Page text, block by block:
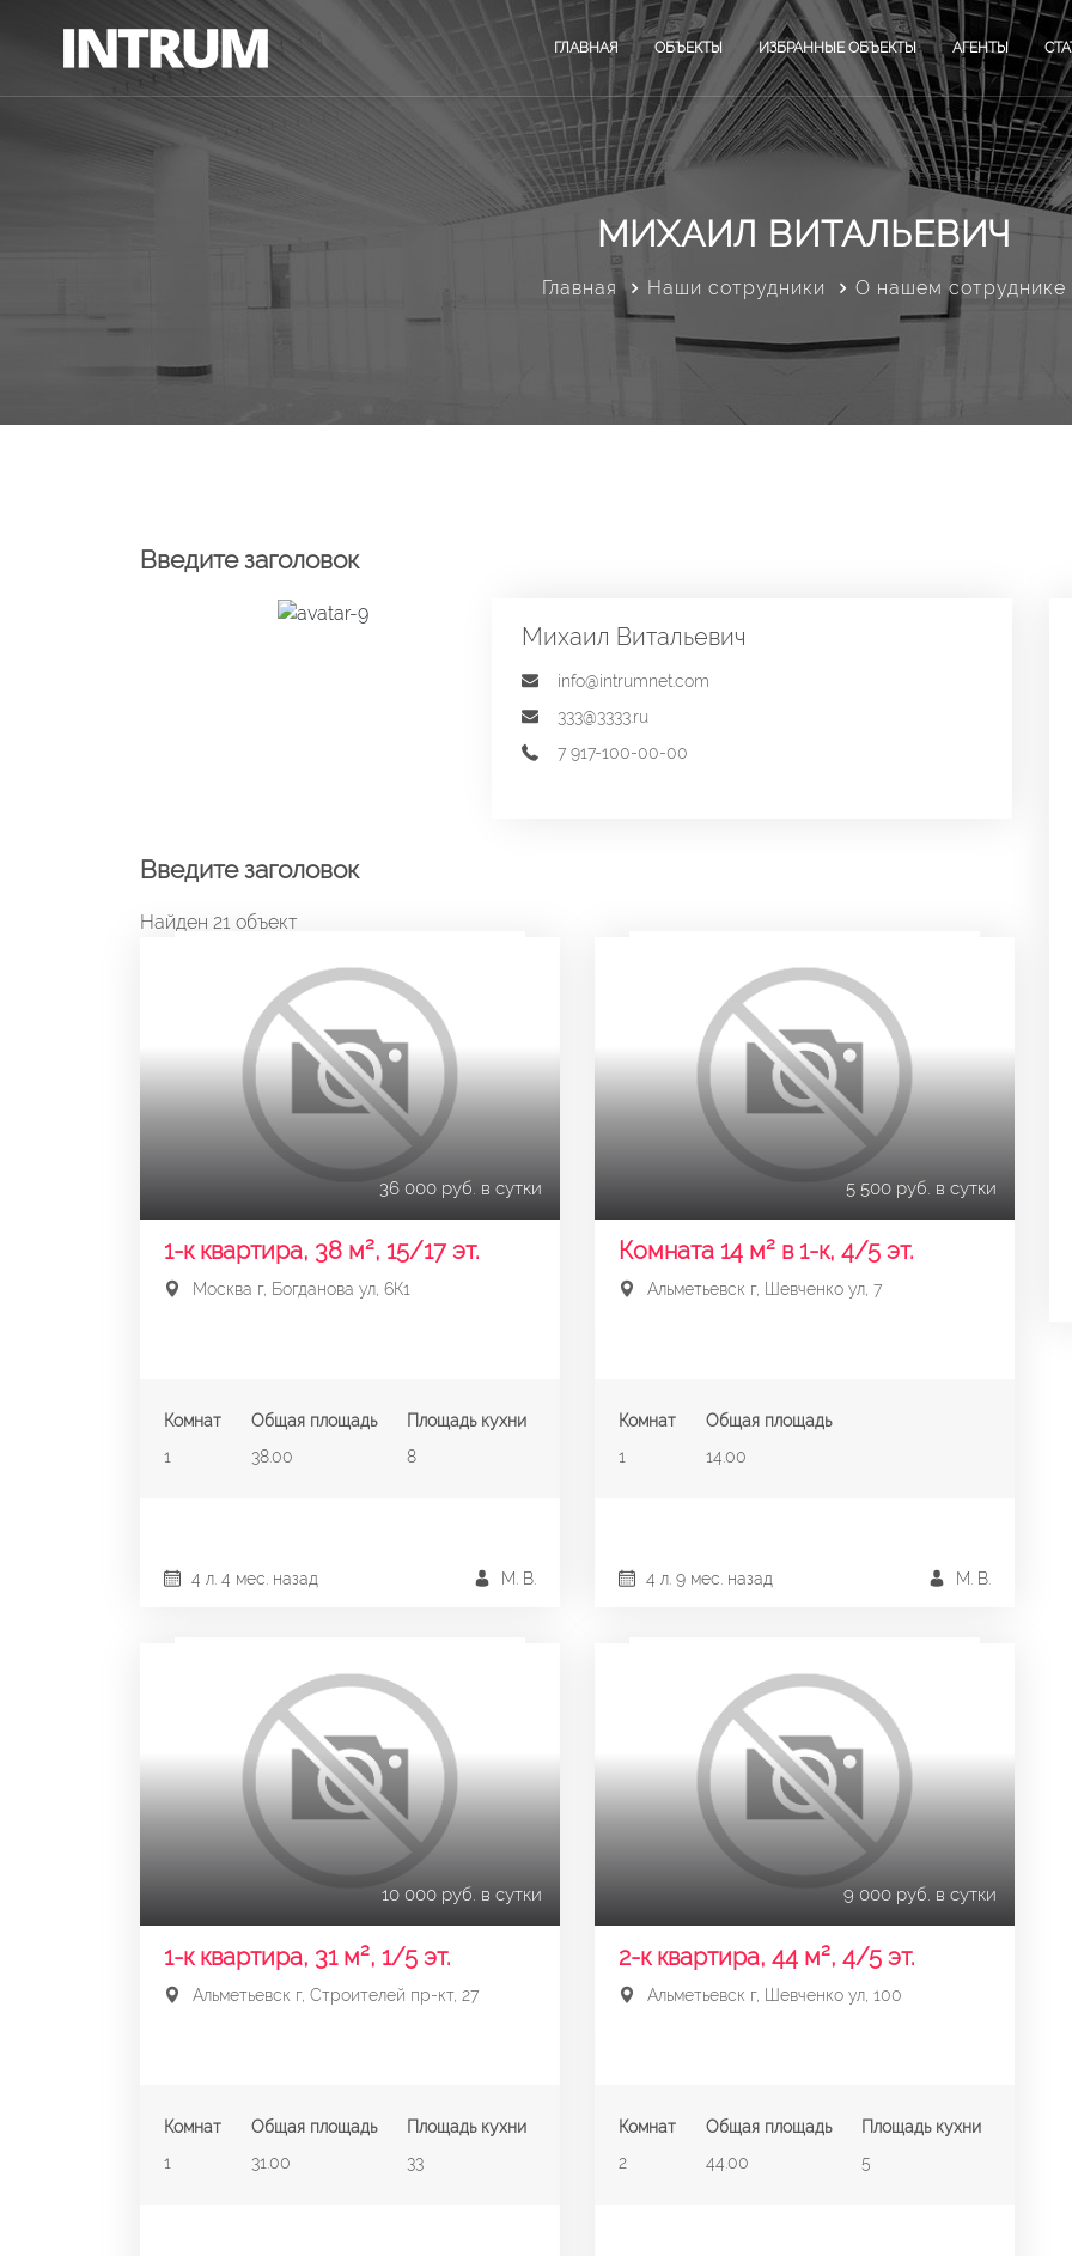
ГЛАВНАЯ ОБЪЕКТЫ ИЗБРАННЫЕ ОБЪЕКТЫ АГЕНТЫ
МИХАИЛ ВИТАЛЬЕВИЧ
Главная Наши сотрудники О нашем сотруднике
Введите заголовок
Михаил Витальевич
info@intrumnet.com
333@3333.ru
7 917-100-00-00
Введите заголовок
Найден 21 объект
36 000 руб. в сутки
1-к квартира, 38 м², 15/17 эт.
Москва г, Богданова ул, 6К1
Комнат
1
Общая площадь
38.00
Площадь кухни
8
М. В.
4 л. 4 мес. назад
5 500 руб. в сутки
Комната 14 м² в 1-к, 4/5 эт.
Альметьевск г, Шевченко ул, 7
Комнат
1
Общая площадь
14.00
М. В.
4 л. 9 мес. назад
10 000 руб. в сутки
1-к квартира, 31 м², 1/5 эт.
Альметьевск г, Строителей пр-кт, 27
Комнат
1
Общая площадь
31.00
Площадь кухни
33
9 000 руб. в сутки
2-к квартира, 44 м², 4/5 эт.
Альметьевск г, Шевченко ул, 100
Комнат
2
Общая площадь
44.00
Площадь кухни
5